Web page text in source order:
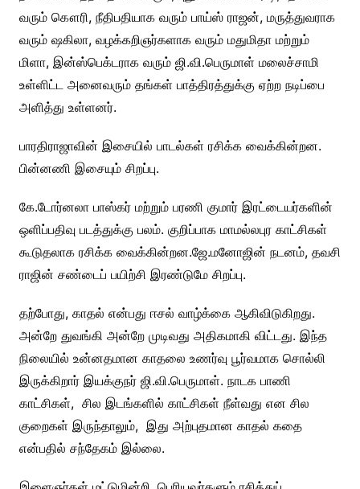
வரும் கௌரி, நீதிபதியாக வரும் பாய்ஸ் ராஜன், மருத்துவராக
வரும் ஷகிலா, வழக்கறிஞர்களாக வரும் மதுமிதா மற்றும்
மிளா, இன்ஸ்பெக்டராக வரும் ஜி.வி.பெருமாள் மலைச்சாமி
உள்ளிட்ட அனைவரும் தங்கள் பாத்திரத்துக்கு ஏற்ற நடிப்பை
அளித்து உள்ளனர்.
பாரதிராஜாவின் இசையில் பாடல்கள் ரசிக்க வைக்கின்றன.
பின்னணி இசையும் சிறப்பு.
கே.டோர்னலா பாஸ்கர் மற்றும் பரணி குமார் இரட்டையர்களின்
ஒளிப்பதிவு படத்துக்கு பலம். குறிப்பாக மாமல்லபுர காட்சிகள்
கூடுதலாக ரசிக்க வைக்கின்றன.ஜே.மனோஜின் நடனம், தவசி
ராஜின் சண்டைப் பயிற்சி இரண்டுமே சிறப்பு.
தற்போது, காதல் என்பது ஈசல் வாழ்க்கை ஆகிவிடுகிறது.
அன்றே துவங்கி அன்றே முடிவது அதிகமாகி விட்டது. இந்த
நிலையில் உன்னதமான காதலை உணர்வு பூர்வமாக சொல்லி
இருக்கிறார் இயக்குநர் ஜி.வி.பெருமாள். நாடக பாணி
காட்சிகள், சில இடங்களில் காட்சிகள் நீள்வது என சில
குறைகள் இருந்தாலும், இது அற்புதமான காதல் கதை
என்பதில் சந்தேகம் இல்லை.